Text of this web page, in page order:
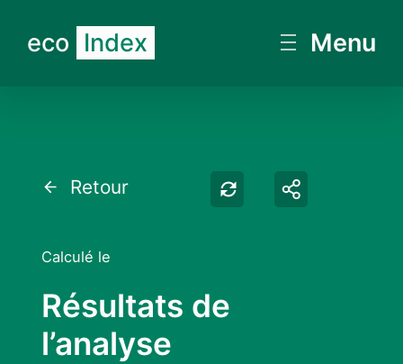
eco Index Menu
Retour Retester
Calculé le
Résultats de
l’analyse